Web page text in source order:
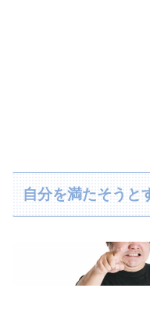
自分を満たそうと